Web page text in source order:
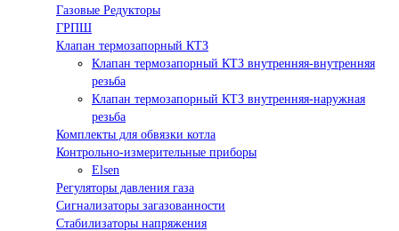
Газовые Редукторы
ГРПШ
Клапан термозапорный КТЗ
Клапан термозапорный КТЗ внутренняя-внутренняя
резьба
Клапан термозапорный КТЗ внутренняя-наружная
резьба
Комплекты для обвязки котла
Контрольно-измерительные приборы
Elsen
Регуляторы давления газа
Сигнализаторы загазованности
Стабилизаторы напряжения